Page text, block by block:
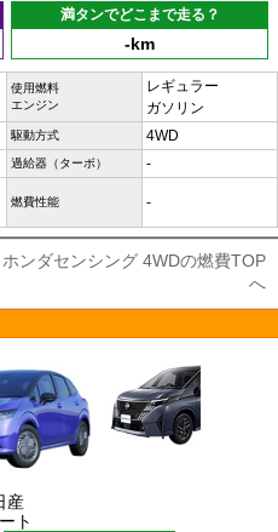
満タンでどこまで走る？
-km
使用燃料
エンジン
レギュラー
ガソリン
駆動方式 4WD
過給器（ターボ） -
燃費性能 -
ンダセンシング 4WDの燃費TOP
へ
産
ト